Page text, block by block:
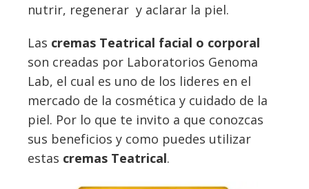
nutrir, regenerar y aclarar la piel.
Las cremas Teatrical facial o corporal
son creadas por Laboratorios Genoma
Lab, el cual es uno de los lideres en el
mercado de la cosmética y cuidado de la
piel. Por lo que te invito a que conozcas
sus beneficios y como puedes utilizar
estas cremas Teatrical.